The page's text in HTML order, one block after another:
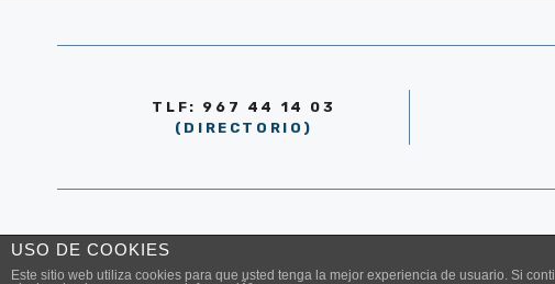
TLF: 967 44 14 03
(DIRECTORIO)
© AYUNTAMIENTO DE LA RODA 2026
USO DE COOKIES
Este sitio web utiliza cookies para que usted tenga la mejor experiencia de usuario. Si